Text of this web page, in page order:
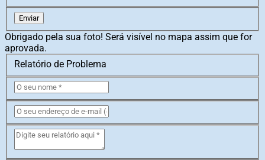
Enviar
Obrigado pela sua foto! Será visível no mapa assim que for
aprovada.
Relatório de Problema